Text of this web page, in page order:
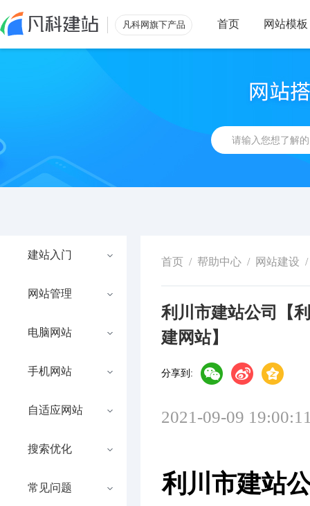
凡科网旗下产品 首页 网站模板
建站入门
网站管理
电脑网站
手机网站
自适应网站
搜索优化
常见问题
首页 / 帮助中心 / 网站建设 /
利川市建站公司【
建网站】
分享到:
2021-09-09
利川市建站